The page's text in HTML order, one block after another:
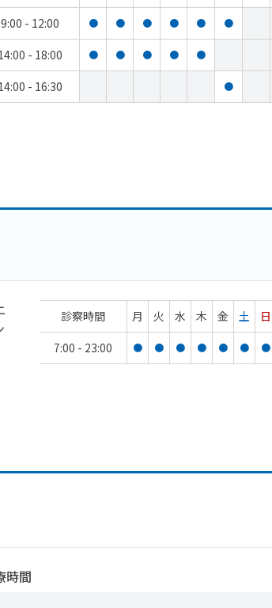
9:00 - 12:00
● ● ● ● ● ●
- 18:00 ● ● ● ● ●
- 16:30 ●
診察時間 月 火 水 木 金 土
日
7:00 - 23:00
● ● ● ● ● ● ●
時間